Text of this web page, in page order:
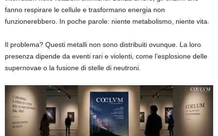
fanno respirare le cellule e trasformano energia non
funzionerebbero. In poche parole: niente metabolismo, niente vita.
Il problema? Questi metalli non sono distribuiti ovunque. La loro
presenza dipende da eventi rari e violenti, come l’esplosione delle
supernovae o la fusione di stelle di neutroni.